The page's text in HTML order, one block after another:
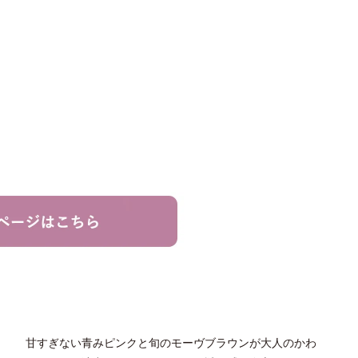
甘すぎない青みピンクと旬のモーヴブラウンが大人のかわ